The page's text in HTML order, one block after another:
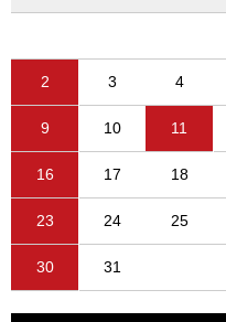
2 3 4
9 10 11
16 17 18
23 24 25
30 31